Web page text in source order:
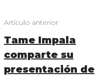
Artículo anterior
Tame Impala
comparte su
presentación de